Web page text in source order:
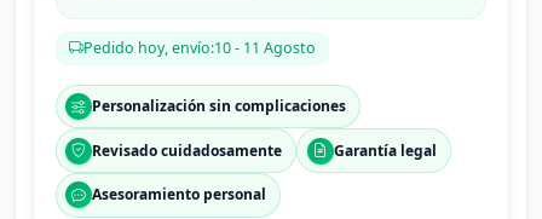
Pedido hoy, envío:10 - 11 Agosto
Personalización sin complicaciones
Revisado cuidadosamente Garantía legal
Asesoramiento personal